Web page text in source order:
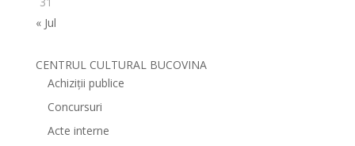
« Jul
CENTRUL CULTURAL BUCOVINA
Achiziții publice
Concursuri
Acte interne